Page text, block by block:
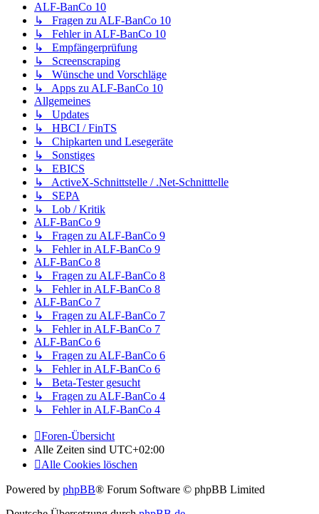
ALF-BanCo 10
↳ Fragen zu ALF-BanCo 10
↳ Fehler in ALF-BanCo 10
↳ Empfängerprüfung
↳ Screenscraping
↳ Wünsche und Vorschläge
↳ Apps zu ALF-BanCo 10
Allgemeines
↳ Updates
↳ HBCI / FinTS
↳ Chipkarten und Lesegeräte
↳ Sonstiges
↳ EBICS
↳ ActiveX-Schnittstelle / .Net-Schnitttelle
↳ SEPA
↳ Lob / Kritik
ALF-BanCo 9
↳ Fragen zu ALF-BanCo 9
↳ Fehler in ALF-BanCo 9
ALF-BanCo 8
↳ Fragen zu ALF-BanCo 8
↳ Fehler in ALF-BanCo 8
ALF-BanCo 7
↳ Fragen zu ALF-BanCo 7
↳ Fehler in ALF-BanCo 7
ALF-BanCo 6
↳ Fragen zu ALF-BanCo 6
↳ Fehler in ALF-BanCo 6
↳ Beta-Tester gesucht
↳ Fragen zu ALF-BanCo 4
↳ Fehler in ALF-BanCo 4
Foren-Übersicht
Alle Zeiten sind UTC+02:00
Alle Cookies löschen
Powered by phpBB® Forum Software © phpBB Limited